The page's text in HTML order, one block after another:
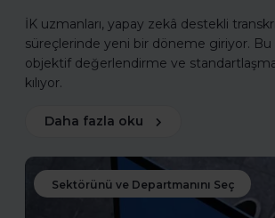
İK uzmanları, yapay zekâ destekli
süreçlerinde yeni bir döneme giriyor. Bu
objektif değerlendirme ve
kılıyor.
Daha fazla oku
Sektörünü ve Departmanını Seç